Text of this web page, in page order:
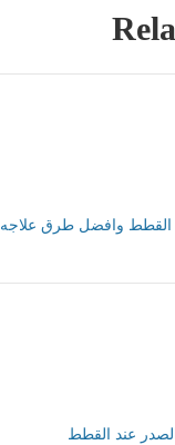
القطط وافضل طرق علاجه
عند القطط